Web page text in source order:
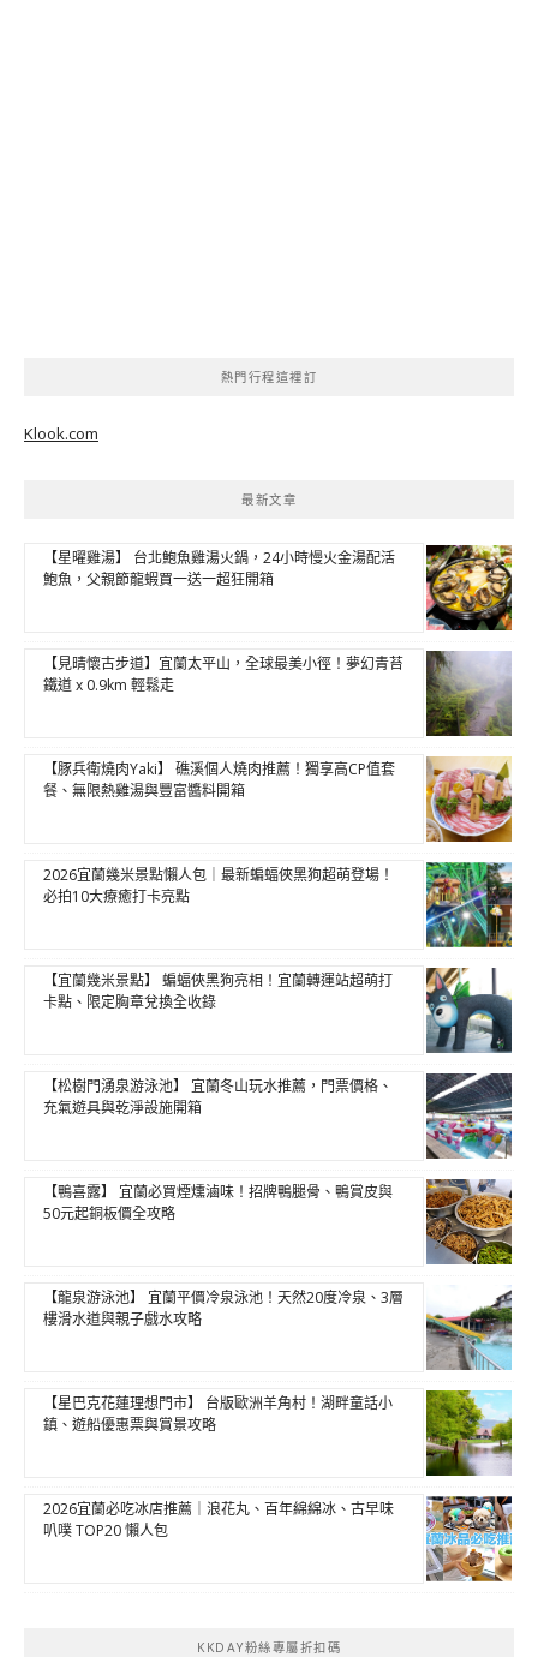
熱門行程這裡訂
Klook.com
最新文章
【星曜雞湯】 台北鮑魚雞湯火鍋，24小時慢火金湯配活
鮑魚，父親節龍蝦買一送一超狂開箱
【見晴懷古步道】宜蘭太平山，全球最美小徑！夢幻青苔
鐵道 x 0.9km 輕鬆走
【豚兵衛燒肉Yaki】 礁溪個人燒肉推薦！獨享高CP值套
餐、無限熱雞湯與豐富醬料開箱
2026宜蘭幾米景點懶人包｜最新蝙蝠俠黑狗超萌登場！
必拍10大療癒打卡亮點
【宜蘭幾米景點】 蝙蝠俠黑狗亮相！宜蘭轉運站超萌打
卡點、限定胸章兌換全收錄
【松樹門湧泉游泳池】 宜蘭冬山玩水推薦，門票價格、
充氣遊具與乾淨設施開箱
【鴨喜露】 宜蘭必買煙燻滷味！招牌鴨腿骨、鴨賞皮與
50元起銅板價全攻略
【龍泉游泳池】 宜蘭平價冷泉泳池！天然20度冷泉、3層
樓滑水道與親子戲水攻略
【星巴克花蓮理想門市】 台版歐洲羊角村！湖畔童話小
鎮、遊船優惠票與賞景攻略
2026宜蘭必吃冰店推薦｜浪花丸、百年綿綿冰、古早味
叭噗 TOP20 懶人包
KKDAY粉絲專屬折扣碼